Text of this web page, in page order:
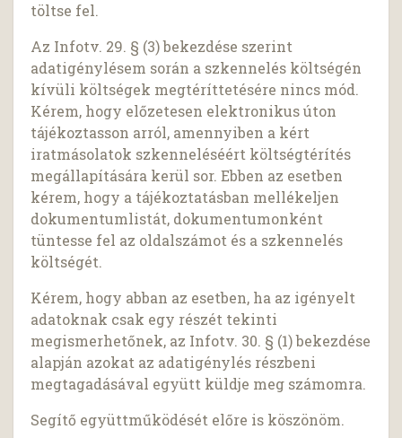
töltse fel.
Az Infotv. 29. § (3) bekezdése szerint
adatigénylésem során a szkennelés költségén
kívüli költségek megtéríttetésére nincs mód.
Kérem, hogy előzetesen elektronikus úton
tájékoztasson arról, amennyiben a kért
iratmásolatok szkenneléséért költségtérítés
megállapítására kerül sor. Ebben az esetben
kérem, hogy a tájékoztatásban mellékeljen
dokumentumlistát, dokumentumonként
tüntesse fel az oldalszámot és a szkennelés
költségét.
Kérem, hogy abban az esetben, ha az igényelt
adatoknak csak egy részét tekinti
megismerhetőnek, az Infotv. 30. § (1) bekezdése
alapján azokat az adatigénylés részbeni
megtagadásával együtt küldje meg számomra.
Segítő együttműködését előre is köszönöm.